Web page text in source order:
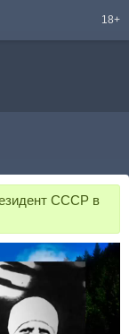
18+
СССР в